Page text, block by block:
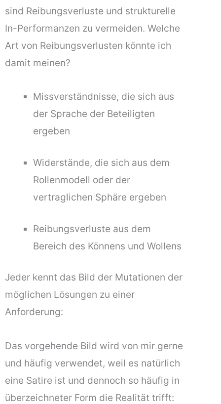
sind Reibungsverluste und strukturelle
In-Performanzen zu vermeiden. Welche
Art von Reibungsverlusten könnte ich
damit meinen?
Missverständnisse, die sich aus
der Sprache der Beteiligten
ergeben
Widerstände, die sich aus dem
Rollenmodell oder der
vertraglichen Sphäre ergeben
Reibungsverluste aus dem
Bereich des Könnens und Wollens
Jeder kennt das Bild der Mutationen der
möglichen Lösungen zu einer
Anforderung:
Das vorgehende Bild wird von mir gerne
und häufig verwendet, weil es natürlich
eine Satire ist und dennoch so häufig in
überzeichneter Form die Realität trifft: